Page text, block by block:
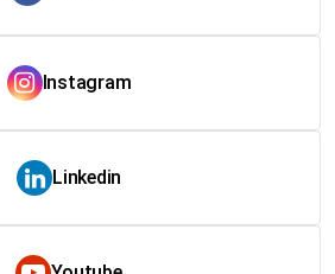
Instagram
Linkedin